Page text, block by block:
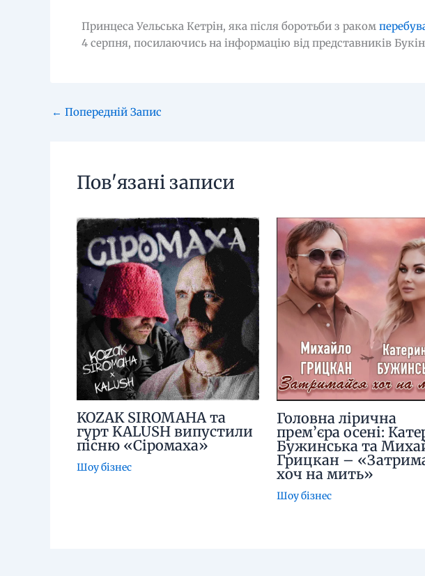
Принцеса Уельська Кетрін, яка після боротьби з раком
4 серпня, посилаючись на інформацію від представників
← Попередній Запис
Пов'язані записи
KOZAK SIROMAHA та
гурт KALUSH випустили
пісню «Сіромаха»
Шоу бізнес
Головна лірична
прем’єра осені:
Бужинська та
Грицкан –
хоч на мить»
Шоу бізнес